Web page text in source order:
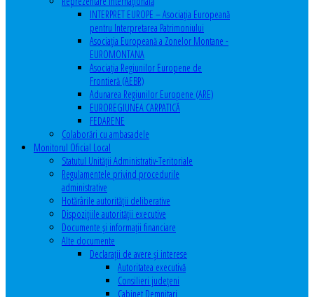
INTERPRET EUROPE – Asociația Europeană
pentru Interpretarea Patrimoniului
Asociația Europeană a Zonelor Montane -
EUROMONTANA
Asociația Regiunilor Europene de
Frontieră (AEBR)
Adunarea Regiunilor Europene (ARE)
EUROREGIUNEA CARPATICĂ
FEDARENE
Colaborări cu ambasadele
Monitorul Oficial Local
Statutul Unităţii Administrativ-Teritoriale
Regulamentele privind procedurile
administrative
Hotărârile autorităţii deliberative
Dispoziţiile autorităţii executive
Documente şi informaţii financiare
Alte documente
Declaraţii de avere şi interese
Autoritatea executivă
Consilieri judeţeni
Cabinet Demnitari